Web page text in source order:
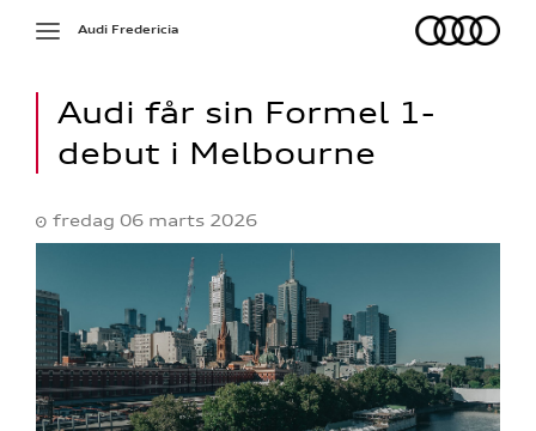
Toggle
Audi
Audi Fredericia
Audi får sin Formel 1-
debut i Melbourne
fredag 06 marts 2026